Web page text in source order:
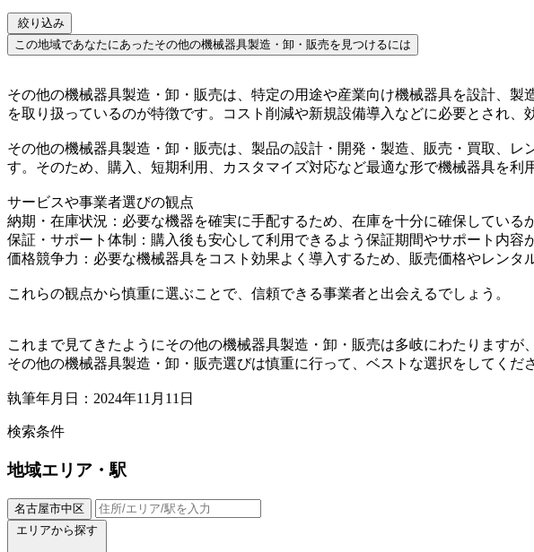
絞り込み
この地域であなたにあったその他の機械器具製造・卸・販売を見つけるには
その他の機械器具製造・卸・販売は、特定の用途や産業向け機械器具を設計、
を取り扱っているのが特徴です。コスト削減や新規設備導入などに必要とされ、
その他の機械器具製造・卸・販売は、製品の設計・開発・製造、販売・買取、
す。そのため、購入、短期利用、カスタマイズ対応など最適な形で機械器具を利
サービスや事業者選びの観点
納期・在庫状況：必要な機器を確実に手配するため、在庫を十分に確保している
保証・サポート体制：購入後も安心して利用できるよう保証期間やサポート内容
価格競争力：必要な機械器具をコスト効果よく導入するため、販売価格やレンタ
これらの観点から慎重に選ぶことで、信頼できる事業者と出会えるでしょう。
これまで見てきたようにその他の機械器具製造・卸・販売は多岐にわたりますが
その他の機械器具製造・卸・販売選びは慎重に行って、ベストな選択をしてくだ
執筆年月日：2024年11月11日
検索条件
地域エリア・駅
名古屋市中区
エリアから探す